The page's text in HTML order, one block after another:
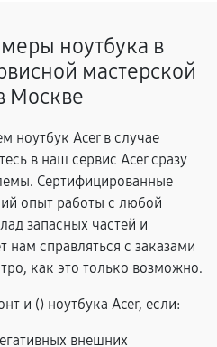
ноутбука в
мастерской
Москве
ноутбук Acer в случае
в наш сервис Acer сразу
Сертифицированные
опыт работы с любой
запасных частей и
справляться с заказами
как это только возможно.
и () ноутбука Acer, если:
внешних